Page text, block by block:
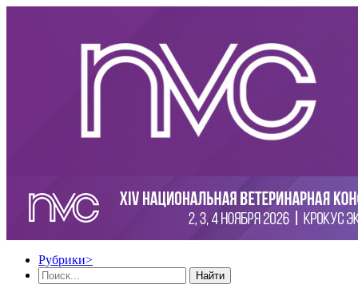
Рубрики>
Найти